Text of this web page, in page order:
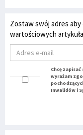
Zostaw swój adres
wartościowych
Chcę
wyrażam
Inwalidów i